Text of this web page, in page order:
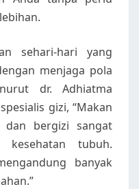
sehari-hari yang
menjaga pola
dr. Adhiatma
gizi, “Makan
dan bergizi sangat
tubuh.
banyak